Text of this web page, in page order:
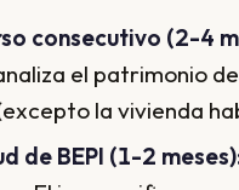
consecutivo (2-4
el patrimonio
la vivienda
de BEPI (1-2